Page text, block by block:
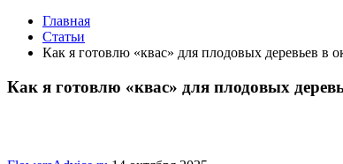
Главная
Статьи
Как я готовлю «квас» для плодовых деревьев в
Как я готовлю «квас» для плодовых